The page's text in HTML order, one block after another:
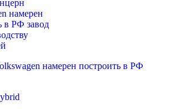
намерен построить в РФ